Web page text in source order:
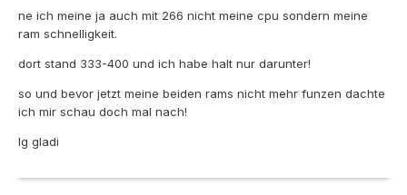
ne ich meine ja auch mit 266 nicht meine cpu sondern meine
ram schnelligkeit.
dort stand 333-400 und ich habe halt nur darunter!
so und bevor jetzt meine beiden rams nicht mehr funzen dachte
ich mir schau doch mal nach!
lg gladi